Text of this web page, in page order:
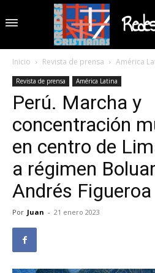
Inicio Revista de prensa América
Revista de prensa América Latina
Perú. Marcha y
concentración
en centro de
a régimen
Andrés
Por Juan - 21 enero 2023